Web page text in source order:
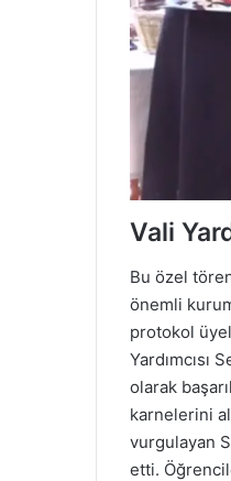
Vali
Bu özel
önemli
protokol
Yardımcısı
olarak
karnelerini
vurgulayan
etti.